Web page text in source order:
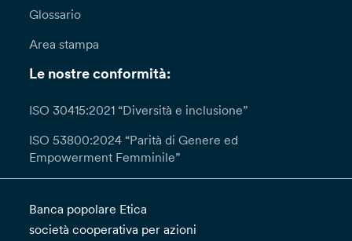
Glossario
Area stampa
Le nostre conformità:
ISO 30415:2021 “Diversità e inclusione”
ISO 53800:2024 “Parità di Genere ed
Empowerment Femminile”
Banca popolare Etica
società cooperativa per azioni